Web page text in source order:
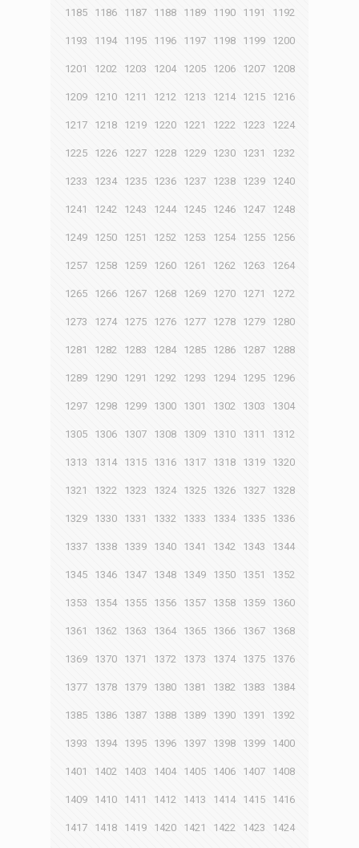
1185 1186 1187 1188 1189 1190 1191 1192
1193 1194 1195 1196 1197 1198 1199 1200
1201 1202 1203 1204 1205 1206 1207 1208
1209 1210 1211 1212 1213 1214 1215 1216
1217 1218 1219 1220 1221 1222 1223 1224
1225 1226 1227 1228 1229 1230 1231 1232
1233 1234 1235 1236 1237 1238 1239 1240
1241 1242 1243 1244 1245 1246 1247 1248
1249 1250 1251 1252 1253 1254 1255 1256
1257 1258 1259 1260 1261 1262 1263 1264
1265 1266 1267 1268 1269 1270 1271 1272
1273 1274 1275 1276 1277 1278 1279 1280
1281 1282 1283 1284 1285 1286 1287 1288
1289 1290 1291 1292 1293 1294 1295 1296
1297 1298 1299 1300 1301 1302 1303 1304
1305 1306 1307 1308 1309 1310 1311 1312
1313 1314 1315 1316 1317 1318 1319 1320
1321 1322 1323 1324 1325 1326 1327 1328
1329 1330 1331 1332 1333 1334 1335 1336
1337 1338 1339 1340 1341 1342 1343 1344
1345 1346 1347 1348 1349 1350 1351 1352
1353 1354 1355 1356 1357 1358 1359 1360
1361 1362 1363 1364 1365 1366 1367 1368
1369 1370 1371 1372 1373 1374 1375 1376
1377 1378 1379 1380 1381 1382 1383 1384
1385 1386 1387 1388 1389 1390 1391 1392
1393 1394 1395 1396 1397 1398 1399 1400
1401 1402 1403 1404 1405 1406 1407 1408
1409 1410 1411 1412 1413 1414 1415 1416
1417 1418 1419 1420 1421 1422 1423 1424